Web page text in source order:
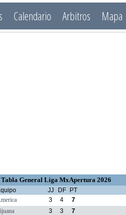
Calendario Arbitros Mapa
Tabla General Liga MxApertura 2026
JJ DF PT
3 4
7
3 3
7